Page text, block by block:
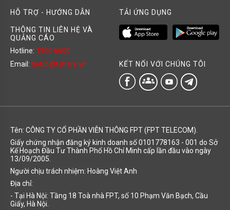
HỖ TRỢ - HƯỚNG DẪN
THÔNG TIN LIÊN HỆ VÀ
QUẢNG CÁO
Hotline: 1900 6600
Email: hotro@fshare.vn
TẢI ỨNG DỤNG
KẾT NỐI VỚI CHÚNG TÔI
groups
Tên: CÔNG TY CỔ PHẦN VIỄN THÔNG FPT (FPT TELECOM).
Giấy chứng nhận đăng ký kinh doanh số 0101778163 - 001 do Sở
Kế Hoạch Đầu Tư Thành Phố Hồ Chí Minh cấp lần đầu vào ngày
13/09/2005.
Người chịu trách nhiệm: Hoàng Việt Anh
Địa chỉ:
- Tại Hà Nội: Tầng 18 Toà nhà FPT, số 10 Phạm Văn Bạch, Cầu
Giấy, Hà Nội.